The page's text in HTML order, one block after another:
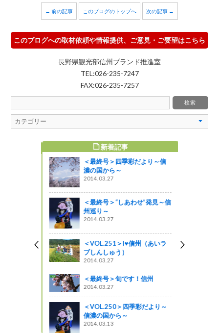
← 前の記事 このブログのトップへ 次の記事 →
このブログへの取材依頼や情報提供、ご意見・ご要望はこちら
長野県観光部信州ブランド推進室
TEL:026-235-7247
FAX:026-235-7257
新着記事
＜最終号＞四季彩だより～信
濃の国から～
2014.03.27
＜最終号＞“しあわせ”発見～信
州巡り～
2014.03.27
＜VOL.251＞I♥信州（あいラ
ブしんしゅう）
2014.03.27
＜最終号＞旬です！信州
2014.03.27
＜VOL.250＞四季彩だより～
信濃の国から～
2014.03.13